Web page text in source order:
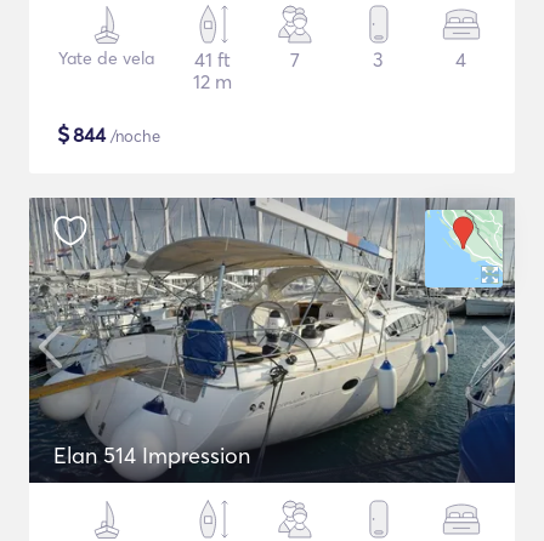
Yate de vela
41 ft
12 m
7 3 4
$844/noche
Elan 514 Impression